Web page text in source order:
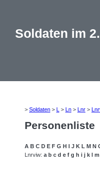
Soldaten im
> Soldaten > L > Ln > Lnr >
Personenliste
A B C D E F G H I J K L M N
Lnrviw: a b c d e f g h i j k l m